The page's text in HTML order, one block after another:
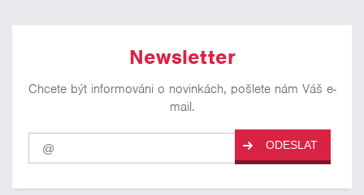
Newsletter
Chcete být informováni o novinkách, pošlete nám Váš e-
mail.
Pro
odběr
našich
ODESLAT